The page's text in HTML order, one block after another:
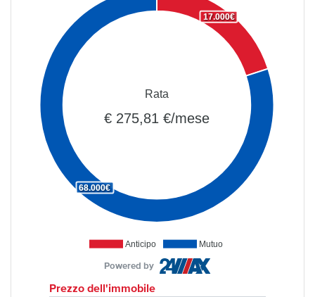
Anticipo Mutuo
17.000€
68.000€
Rata
€ 275,81 €/mese
Powered by
Prezzo dell'immobile